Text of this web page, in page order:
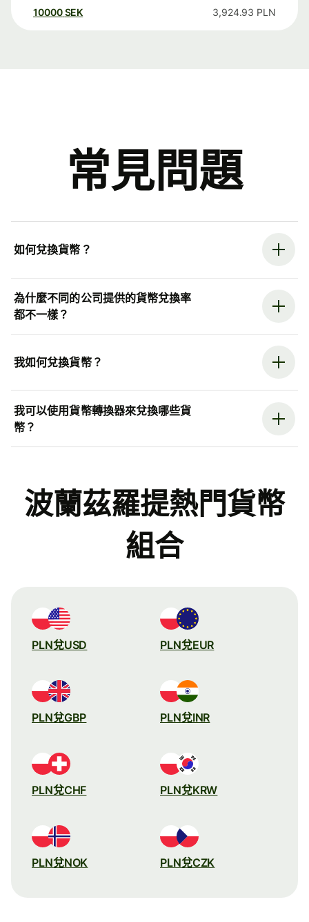
10000 SEK 3,924.93 PLN
常見問題
如何兌換貨幣？
為什麼不同的公司提供的貨幣兌換率
都不一樣？
我如何兌換貨幣？
我可以使用貨幣轉換器來兌換哪些貨
幣？
波蘭茲羅提熱門貨幣
組合
PLN兌USD PLN兌EUR
PLN兌GBP PLN兌INR
PLN兌CHF PLN兌KRW
PLN兌NOK PLN兌CZK